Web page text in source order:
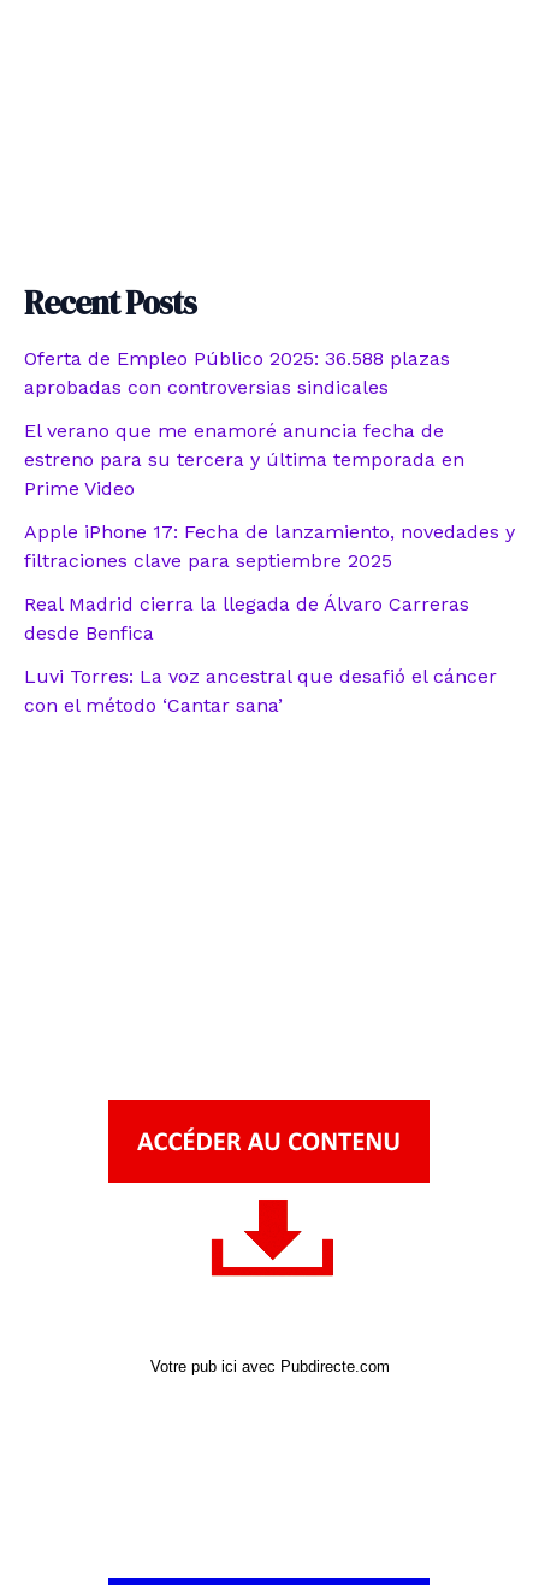
Recent Posts
Oferta de Empleo Público 2025: 36.588 plazas
aprobadas con controversias sindicales
El verano que me enamoré anuncia fecha de
estreno para su tercera y última temporada en
Prime Video
Apple iPhone 17: Fecha de lanzamiento, novedades y
filtraciones clave para septiembre 2025
Real Madrid cierra la llegada de Álvaro Carreras
desde Benfica
Luvi Torres: La voz ancestral que desafió el cáncer
con el método ‘Cantar sana’
Votre pub ici avec Pubdirecte.com